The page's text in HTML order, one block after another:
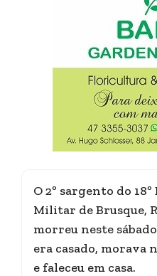
O 2º sargento do
Militar de Brusque,
morreu neste sábado
era casado, morava
e faleceu em casa.